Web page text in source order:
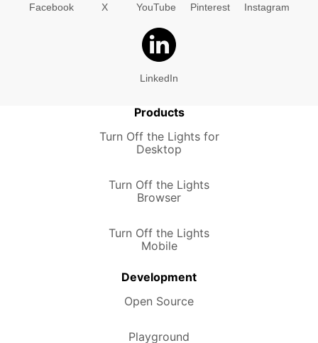
Facebook X YouTube Pinterest Instagram
LinkedIn
Products
Turn Off the Lights for
Desktop
Turn Off the Lights
Browser
Turn Off the Lights
Mobile
Development
Open Source
Playground